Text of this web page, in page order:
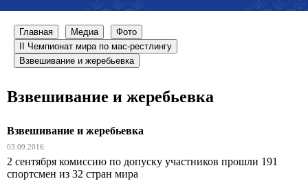
Главная Медиа
Фото
II Чемпионат мира по мас-рестлингу
Взвешивание и жеребьевка
Взвешивание и жеребьевка
Взвешивание и жеребьевка
03.09.2016
2 сентября комиссию по допуску участников прошли 191
спортсмен из 32 стран мира